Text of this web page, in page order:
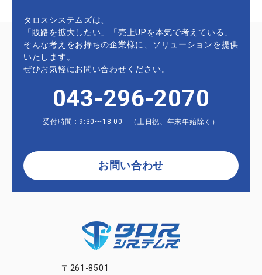
タロスシステムズは、
「販路を拡大したい」「売上UPを本気で考えている」
そんな考えをお持ちの企業様に、ソリューションを提供
いたします。
ぜひお気軽にお問い合わせください。
043-296-2070
受付時間 : 9:30〜18:00 （土日祝、年末年始除く）
お問い合わせ
〒261-8501